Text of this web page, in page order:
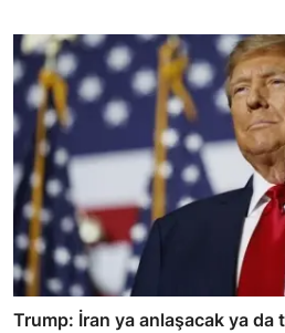
Trump: İran ya anlaşacak ya da